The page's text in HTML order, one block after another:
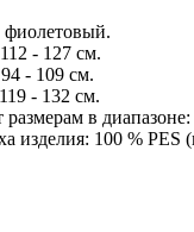
фиолетовый.
- 127 cм.
- 109 cм.
- 132 cм.
размерам в
изделия: 100 % PES